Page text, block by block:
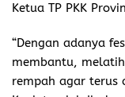
Ketua TP PKK
“Dengan adanya
membantu,
rempah agar terus